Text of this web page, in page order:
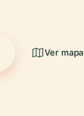
Ver mapa